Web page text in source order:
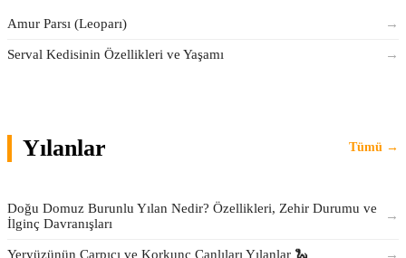
Amur Parsı (Leoparı) →
Serval Kedisinin Özellikleri ve Yaşamı →
Yılanlar Tümü →
Doğu Domuz Burunlu Yılan Nedir? Özellikleri, Zehir Durumu ve
İlginç Davranışları
→
Yeryüzünün Çarpıcı ve Korkunç Canlıları Yılanlar 🐍 →